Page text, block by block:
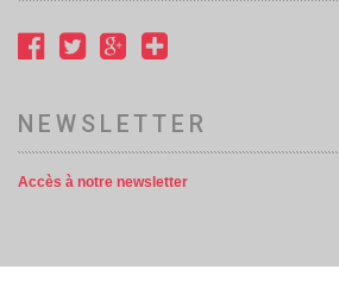
NEWSLETTER
Accès à notre newsletter